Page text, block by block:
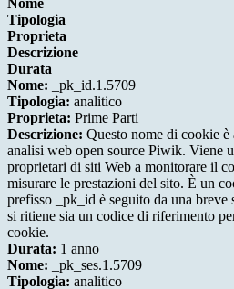
Nome
Tipologia
Proprieta
Descrizione
Durata
Nome: _pk_id.1.5709
Tipologia: analitico
Proprieta: Prime Parti
Descrizione: Questo nome di cookie è
analisi web open source Piwik. Viene
proprietari di siti Web a monitorare il
misurare le prestazioni del sito. È un
prefisso _pk_id è seguito da una breve
si ritiene sia un codice di riferimento
cookie.
Durata: 1 anno
Nome: _pk_ses.1.5709
Tipologia: analitico